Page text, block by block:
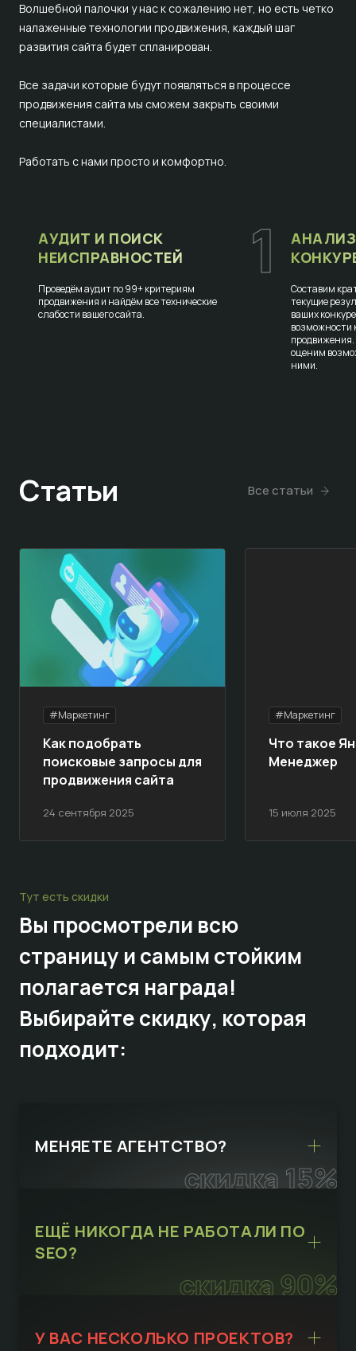
Волшебной палочки у нас к сожалению нет, но есть четко
налаженные технологии продвижения, каждый шаг
развития сайта будет спланирован.
Все задачи которые будут появляться в процессе
продвижения сайта мы сможем закрыть своими
специалистами.
Работать с нами просто и комфортно.
1
АУДИТ И ПОИСК
НЕИСПРАВНОСТЕЙ
Проведём аудит по 99+ критериям
продвижения и найдём все технические
слабости вашего сайта.
Составим
текущие
ваших
возможности
оценим
ними.
Статьи Все статьи
#Маркетинг
24 сентября 2025
Как подобрать
поисковые запросы для
продвижения сайта
#Маркетинг
15 июля 2025
Что такое
Менеджер
Тут есть скидки
Вы просмотрели всю
страницу и самым стойким
полагается награда!
Выбирайтескидку, которая
подходит:
скидка 15%
МЕНЯЕТЕ АГЕНТСТВО?
скидка 90%
ЕЩЁ НИКОГДА НЕ РАБОТАЛИ ПО
SEO?
У ВАС НЕСКОЛЬКО ПРОЕКТОВ?